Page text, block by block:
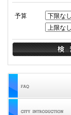
予算